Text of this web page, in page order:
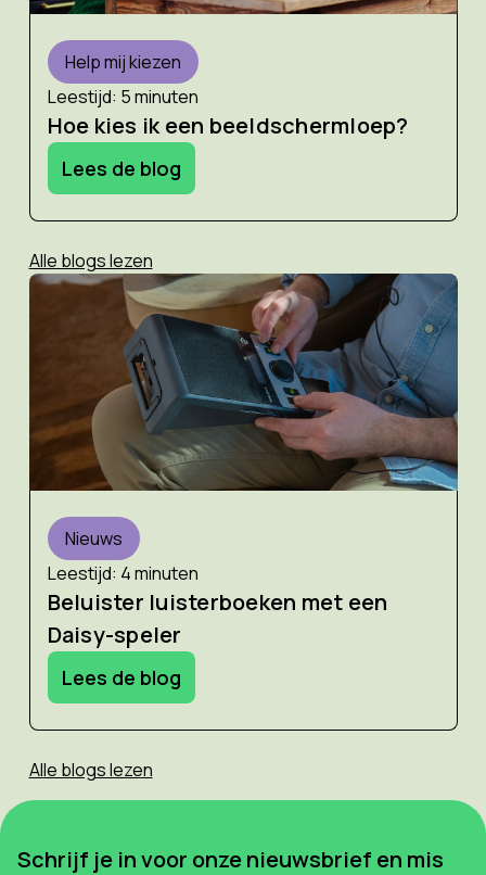
Help mij kiezen
Leestijd: 5 minuten
Hoe kies ik een beeldschermloep?
Lees de blog
Alle blogs lezen
Nieuws
Leestijd: 4 minuten
Beluister luisterboeken met een
Daisy-speler
Lees de blog
Alle blogs lezen
Schrijf je in voor onze nieuwsbrief en mis